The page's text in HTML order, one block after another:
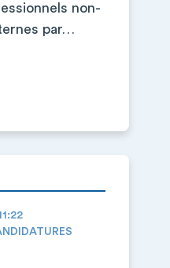
non-
par…